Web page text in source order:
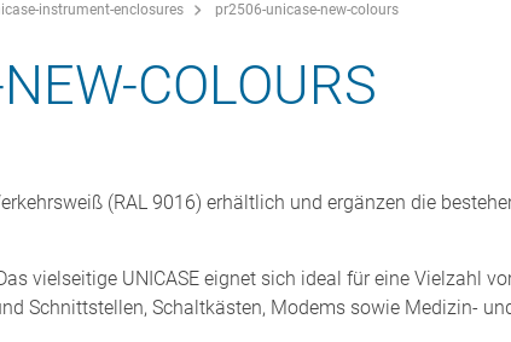
instrument-enclosures pr2506-unicase-new-colours
COLOURS
(RAL 9016) erhältlich und ergänzen die
vielseitige UNICASE eignet sich ideal für eine Vielzahl
Schnittstellen, Schaltkästen, Modems sowie Medizin-